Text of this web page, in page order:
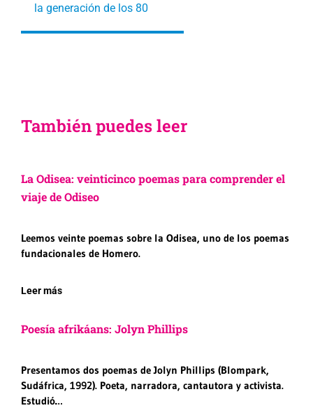
la generación de los 80
También puedes leer
La Odisea: veinticinco poemas para comprender el
viaje de Odiseo
Leemos veinte poemas sobre la Odisea, uno de los poemas
fundacionales de Homero.
Leer más
Poesía afrikáans: Jolyn Phillips
Presentamos dos poemas de Jolyn Phillips (Blompark,
Sudáfrica, 1992). Poeta, narradora, cantautora y activista.
Estudió…